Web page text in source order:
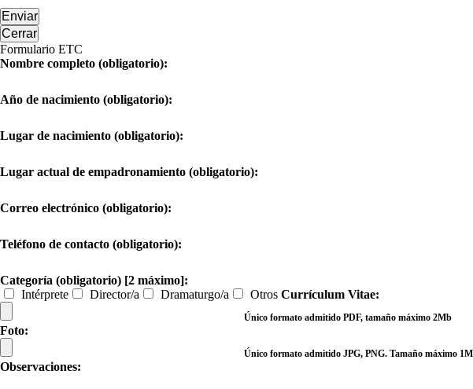
Enviar
Cerrar
Formulario ETC
Nombre completo (obligatorio):
Año de nacimiento (obligatorio):
Lugar de nacimiento (obligatorio):
Lugar actual de empadronamiento (obligatorio):
Correo electrónico (obligatorio):
Teléfono de contacto (obligatorio):
Categoría (obligatorio) [2 máximo]:
Intérprete
Director/a Dramaturgo/a Otros Currículum Vitae:
Único formato admitido PDF, tamaño máximo 2Mb
Foto:
Único formato admitido JPG, PNG. Tamaño máximo
Observaciones: